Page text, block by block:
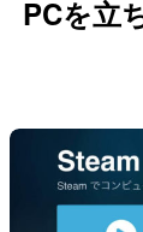
PCを立